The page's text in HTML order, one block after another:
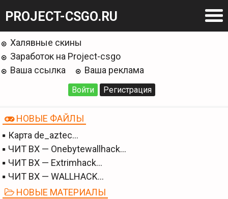
PROJECT-CSGO.RU
Халявные скины
Заработок на Project-csgo
Ваша ссылка
Ваша реклама
Войти Регистрация
НОВЫЕ ФАЙЛЫ
Карта de_aztec…
ЧИТ BX — Onebytewallhack…
ЧИТ BX — Extrimhack…
ЧИТ BX — WALLHACK…
НОВЫЕ МАТЕРИАЛЫ